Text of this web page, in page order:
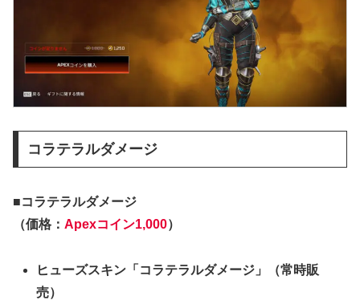
コラテラルダメージ
■コラテラルダメージ
（価格： Apexコイン1,000）
ヒューズスキン「コラテラルダメージ」（常時販
売）